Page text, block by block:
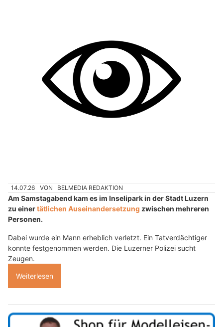
14.07.26 VON BELMEDIA REDAKTION
Am Samstagabend kam es im Inselipark in der Stadt Luzern
zu einertätlichen Auseinandersetzung zwischen mehreren
Personen.
Dabei wurde ein Mann erheblich verletzt. Ein Tatverdächtiger
konnte festgenommen werden. Die Luzerner Polizei sucht
Zeugen.
Weiterlesen